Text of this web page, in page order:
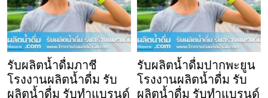
รับผลิตน้ำดื่มภาชี
โรงงานผลิตน้ำดื่ม รับ
ผลิตน้ำดื่ม รับทำแบรนด์
รับผลิตน้ำดื่มปากพะยูน
โรงงานผลิตน้ำดื่ม รับ
ผลิตน้ำดื่ม รับทำแบรนด์